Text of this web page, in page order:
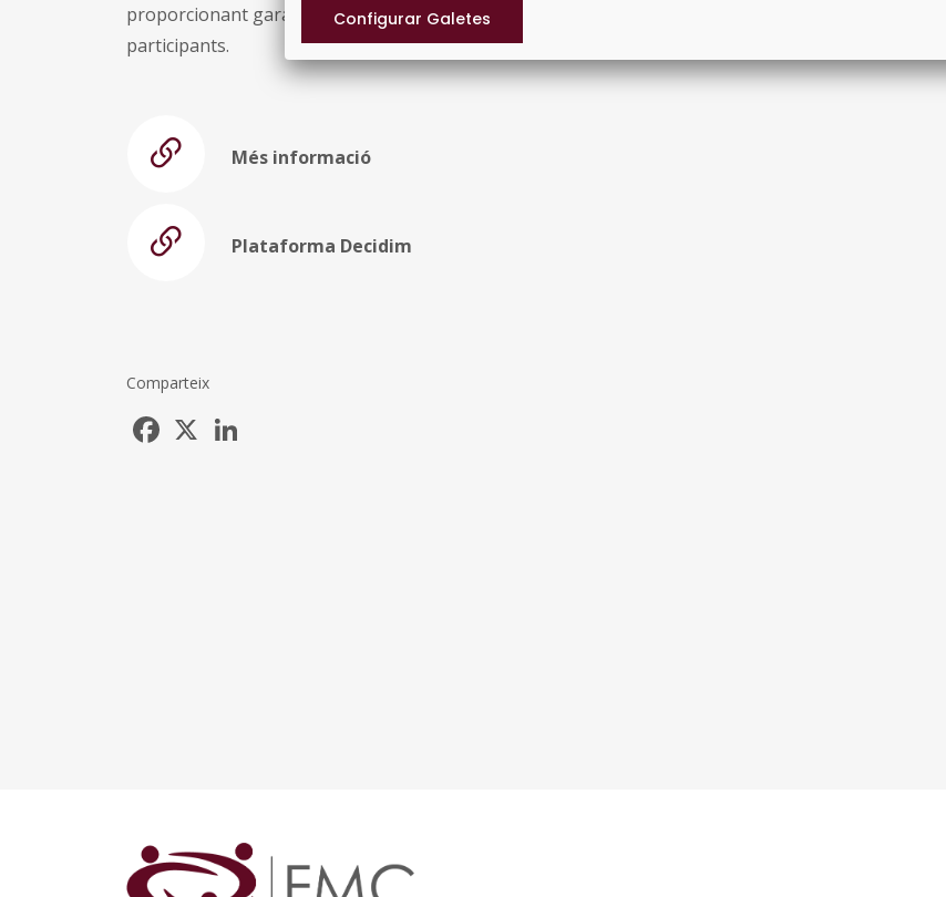
proporcionant garanties de seguretat, privacitat i confidencialitat a totes les persones
participants.
Més informació
Plataforma Decidim
Comparteix
Facebook